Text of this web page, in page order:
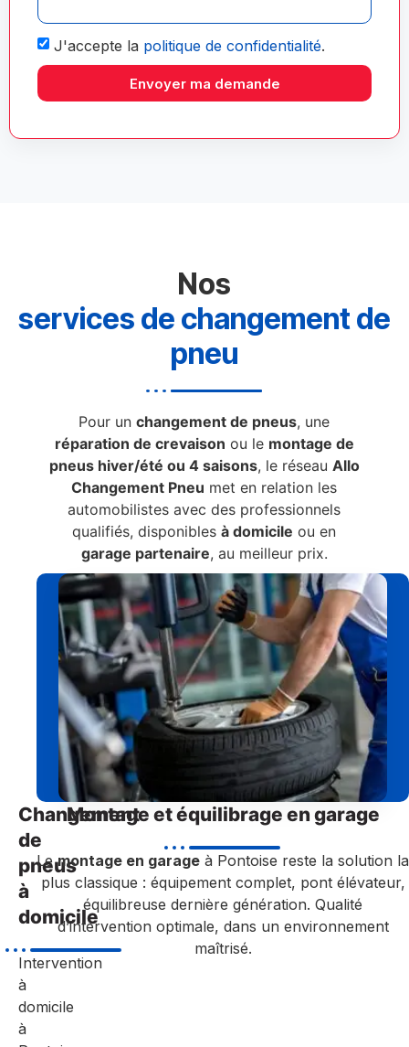
J'accepte la politique de confidentialité.
Envoyer ma demande
Nos
services de changement de
pneu
Pour unchangement de pneus, une
réparation de crevaison ou le montage de
pneus hiver/été ou 4 saisons, le réseau Allo
Changement Pneu met en relation les
automobilistes avec des professionnels
qualifiés, disponiblesà domicile ou en
garage partenaire, au meilleur prix.
Changement
de
pneus
à
domicile
Intervention
à
domicile
à
Montage et équilibrage en garage
Lemontage en garage à Pontoise reste la solution la
plus classique : équipement complet, pont élévateur,
équilibreuse dernière génération. Qualité
d’intervention optimale, dans un environnement
maîtrisé.